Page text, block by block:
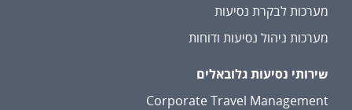
מערכות לבקרת נסיעות
מערכות ניהול נסיעות ודוחות
שירותי נסיעות גלובאלים
Corporate Travel Management